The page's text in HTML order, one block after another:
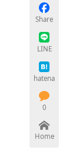
Share
LINE
hatena
0
Home